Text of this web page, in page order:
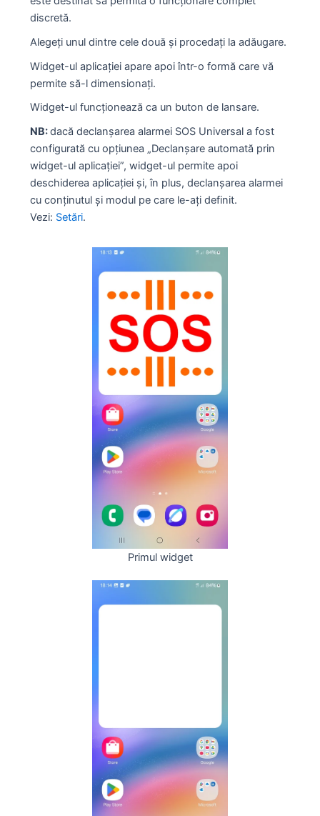
discretă.
Alegeți unul dintre cele două și procedați la adăugare.
Widget-ul aplicației apare apoi într-o formă care vă
permite să-l dimensionați.
Widget-ul funcționează ca un buton de lansare.
NB:dacă declanșarea alarmei SOS Universal a fost
configurată cu opțiunea „Declanșare automată prin
widget-ul aplicației”, widget-ul permite apoi
deschiderea aplicației și, în plus, declanșarea alarmei
cu conținutul și modul pe care le-ați definit.
Vezi: Setări.
Primul widget